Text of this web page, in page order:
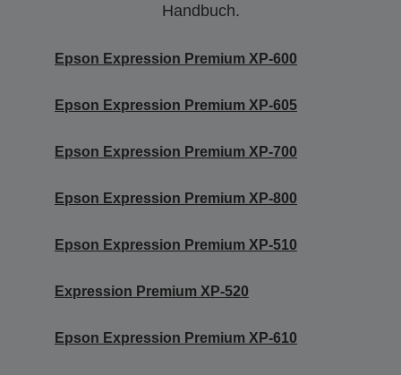
Handbuch.
Epson Expression Premium XP-600
Epson Expression Premium XP-605
Epson Expression Premium XP-700
Epson Expression Premium XP-800
Epson Expression Premium XP-510
Expression Premium XP-520
Epson Expression Premium XP-610